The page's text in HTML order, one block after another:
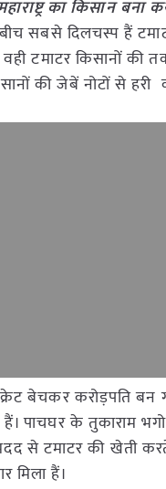
का किसान बना
दिलचस्प हैं
टमाटर किसानों की
की जेबें नोटों से हरी
बेचकर करोड़पति
हैं। पाचघर के तुकाराम
से टमाटर की खेती
हैं।